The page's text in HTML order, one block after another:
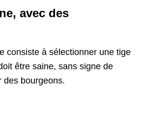
avec des
consiste à sélectionner une tige
être saine, sans signe de
des bourgeons.